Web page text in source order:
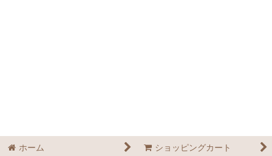
ホーム ショッピングカート